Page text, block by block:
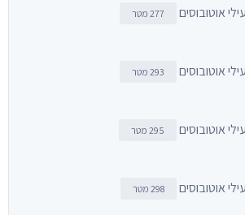
277 מטר
293 מטר
295 מטר
298 מטר